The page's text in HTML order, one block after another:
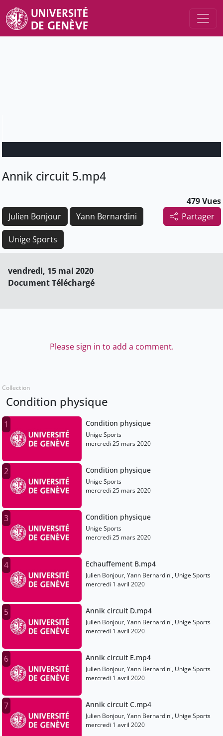
Annik circuit 5.mp4
479 Vues
Partager
Julien Bonjour Yann Bernardini
Unige Sports
vendredi, 15 mai 2020
Document Téléchargé
Please sign in to add a comment.
Collection
Condition physique
1 Condition physique
Unige Sports
mercredi 25 mars 2020
2 Condition physique
Unige Sports
mercredi 25 mars 2020
3 Condition physique
Unige Sports
mercredi 25 mars 2020
4 Echauffement B.mp4
Julien Bonjour, Yann Bernardini, Unige Sports
mercredi 1 avril 2020
5 Annik circuit D.mp4
Julien Bonjour, Yann Bernardini, Unige Sports
mercredi 1 avril 2020
6 Annik circuit E.mp4
Julien Bonjour, Yann Bernardini, Unige Sports
mercredi 1 avril 2020
7 Annik circuit C.mp4
Julien Bonjour, Yann Bernardini, Unige Sports
mercredi 1 avril 2020